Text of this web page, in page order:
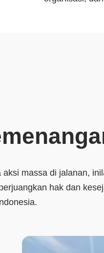
massa di jalanan,
hak dan